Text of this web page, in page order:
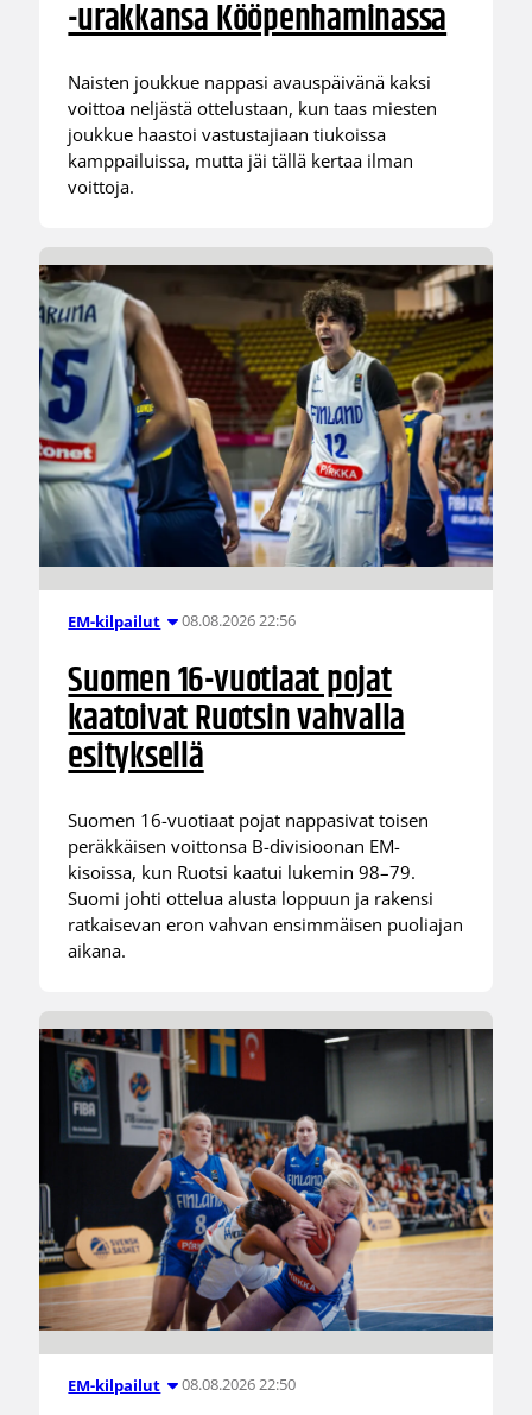
-urakkansa Kööpenhaminassa
Naisten joukkue nappasi avauspäivänä kaksi
voittoa neljästä ottelustaan, kun taas miesten
joukkue haastoi vastustajiaan tiukoissa
kamppailuissa, mutta jäi tällä kertaa ilman
voittoja.
EM-kilpailut 08.08.2026 22:56
Suomen 16-vuotiaat pojat
kaatoivat Ruotsin vahvalla
esityksellä
Suomen 16-vuotiaat pojat nappasivat toisen
peräkkäisen voittonsa B-divisioonan EM-
kisoissa, kun Ruotsi kaatui lukemin 98–79.
Suomi johti ottelua alusta loppuun ja rakensi
ratkaisevan eron vahvan ensimmäisen puoliajan
aikana.
EM-kilpailut 08.08.2026 22:50